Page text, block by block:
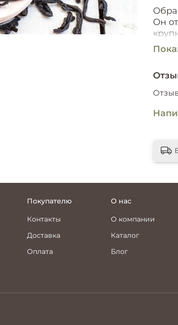
Он
Покупателю
Контакты
Доставка
Оплата
О нас
О компании
Каталог
Блог